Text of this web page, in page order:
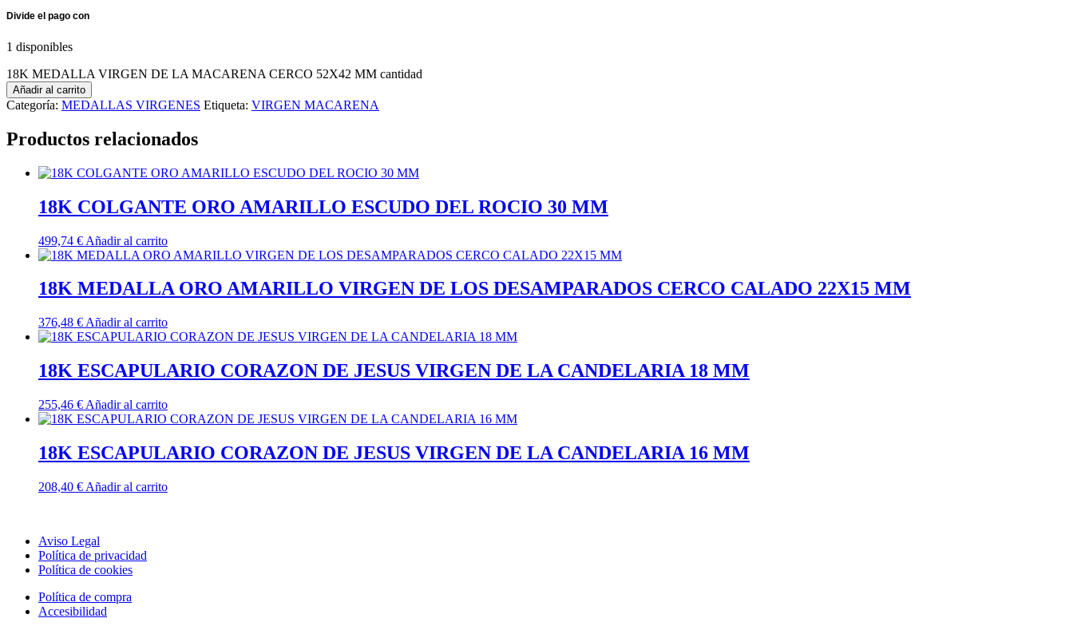
1 disponibles
18K MEDALLA VIRGEN DE LA MACARENA CERCO 52X42 MM cantidad
Añadir al carrito
Categoría: MEDALLAS VIRGENES Etiqueta: VIRGEN MACARENA
Productos relacionados
18K COLGANTE ORO AMARILLO ESCUDO DEL ROCIO 30 MM
499,74 € Añadir al carrito
18K MEDALLA ORO AMARILLO VIRGEN DE LOS DESAMPARADOS CERCO CALADO 22X15 MM
376,48 € Añadir al carrito
18K ESCAPULARIO CORAZON DE JESUS VIRGEN DE LA CANDELARIA 18 MM
255,46 € Añadir al carrito
18K ESCAPULARIO CORAZON DE JESUS VIRGEN DE LA CANDELARIA 16 MM
208,40 € Añadir al carrito
Aviso Legal
Política de privacidad
Política de cookies
Política de compra
Accesibilidad